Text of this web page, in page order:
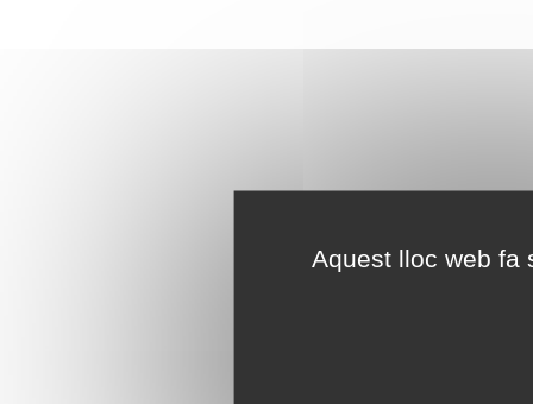
Aquest lloc web fa